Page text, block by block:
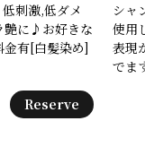
刺激,低ダメ
艶に♪お好きな
有[白髪染め]
Reserve
シャ
使用
表現
でま